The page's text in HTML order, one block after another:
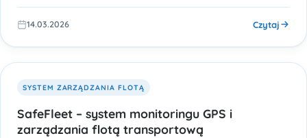
14.03.2026 Czytaj
SYSTEM ZARZĄDZANIA FLOTĄ
SafeFleet – system monitoringu GPS i
zarządzania flotą transportową